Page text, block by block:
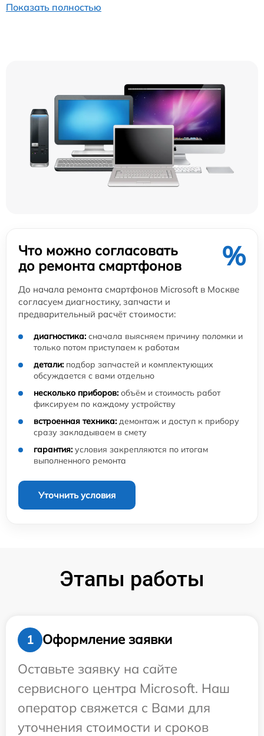
Показать полностью
Что можно согласовать
до ремонта смартфонов
%
До начала ремонта смартфонов Microsoft в Москве
согласуем диагностику, запчасти и
предварительный расчёт стоимости:
диагностика: сначала выясняем причину поломки и
только потом приступаем к работам
детали: подбор запчастей и комплектующих
обсуждается с вами отдельно
несколько приборов: объём и стоимость работ
фиксируем по каждому устройству
встроенная техника: демонтаж и доступ к прибору
сразу закладываем в смету
гарантия: условия закрепляются по итогам
выполненного ремонта
Уточнить условия
Этапы работы
1
Оформление заявки
Оставьте заявку на сайте
сервисного центра Microsoft. Наш
оператор свяжется с Вами для
уточнения стоимости и сроков